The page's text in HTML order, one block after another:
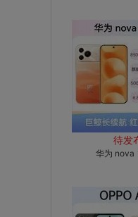
待发
华为 nova